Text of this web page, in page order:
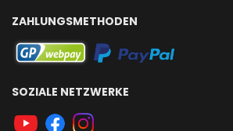
ZAHLUNGSMETHODEN
SOZIALE NETZWERKE